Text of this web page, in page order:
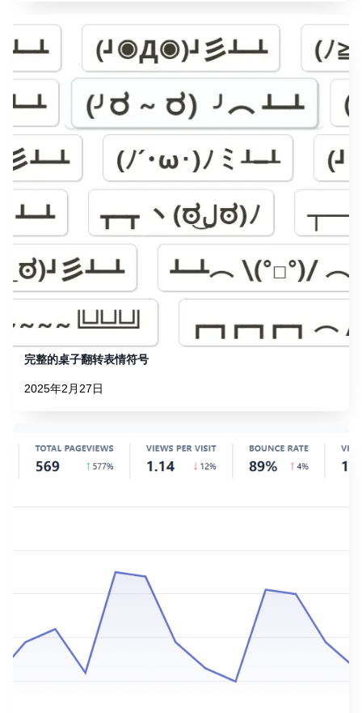
完整的桌子翻转表情符号
2025年2月27日